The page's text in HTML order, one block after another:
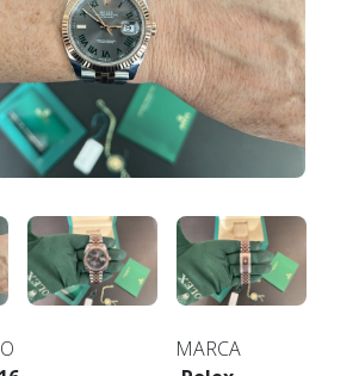
MARCA